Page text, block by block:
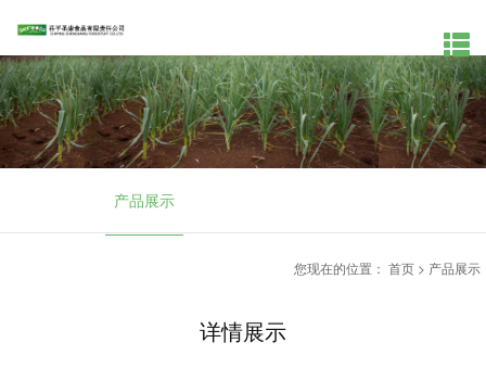
产品展示
您现在的位置： 首页 > 产品展示
详情展示